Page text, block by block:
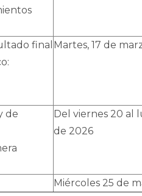
final Martes, 17 de
de
Del viernes 20 al
de 2026
Miércoles 25 de